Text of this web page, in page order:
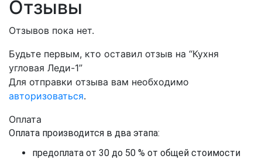
Отзывы
Отзывов пока нет.
Будьте первым, кто оставил отзыв на “Кухня
угловая Леди-1”
Для отправки отзыва вам необходимо
авторизоваться.
Оплата
Оплата производится в два этапа:
предоплата от 30 до 50 % от общей стоимости